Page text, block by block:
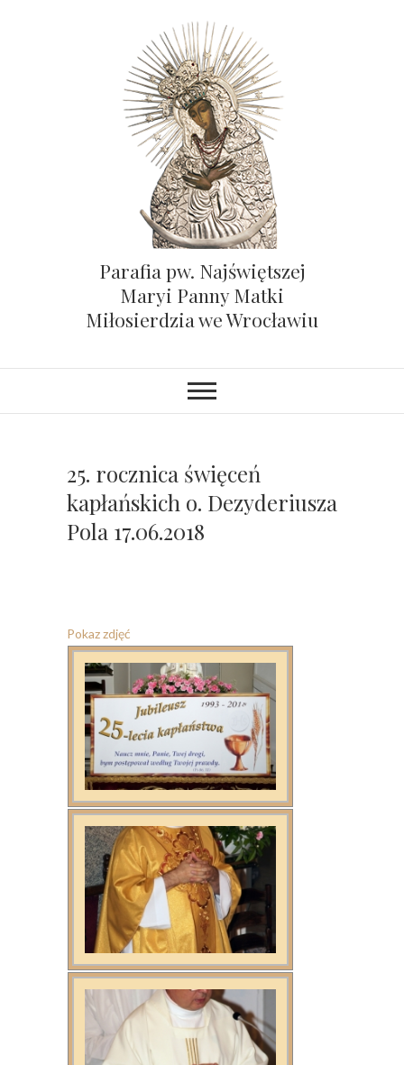
Parafia pw. Najświętszej
Maryi Panny Matki
Miłosierdzia we Wrocławiu
25. rocznica święceń
kapłańskich o. Dezyderiusza
Pola 17.06.2018
Pokaz zdjęć